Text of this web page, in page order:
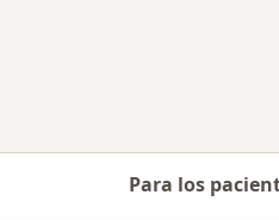
Para los